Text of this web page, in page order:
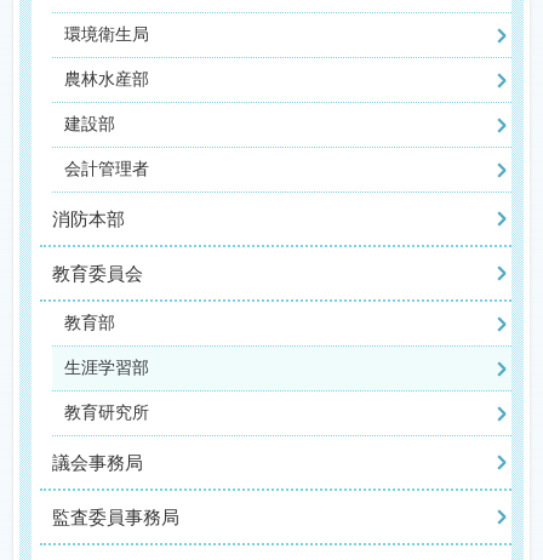
環境衛生局
農林水産部
建設部
会計管理者
消防本部
教育委員会
教育部
生涯学習部
教育研究所
議会事務局
監査委員事務局